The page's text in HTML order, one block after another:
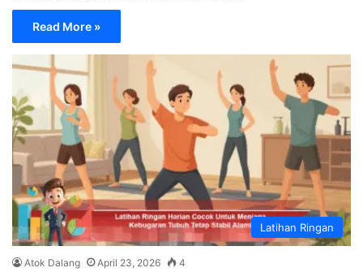
Read More »
Latihan Ringan
Atok Dalang April 23, 2026 4